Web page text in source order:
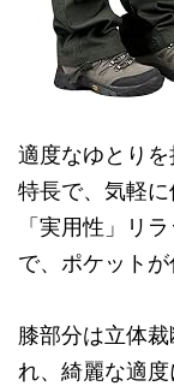
適度なゆとり
特長で、気軽に
「実用性」リ
で、ポケットが
膝部分は立体
れ、綺麗な適度